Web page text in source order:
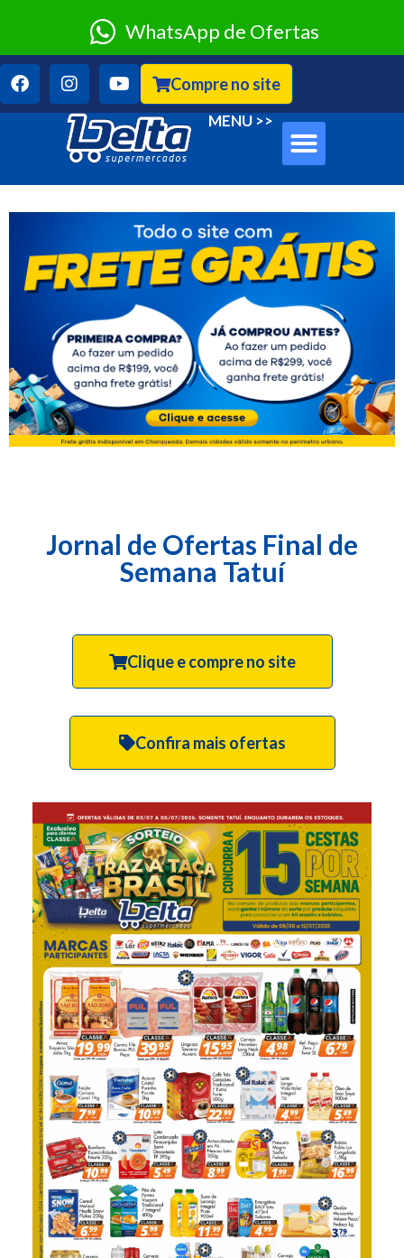
WhatsApp de Ofertas
Compre no site
MENU >>
Jornal de Ofertas Final de
Semana Tatuí
Clique e compre no site
Confira mais ofertas